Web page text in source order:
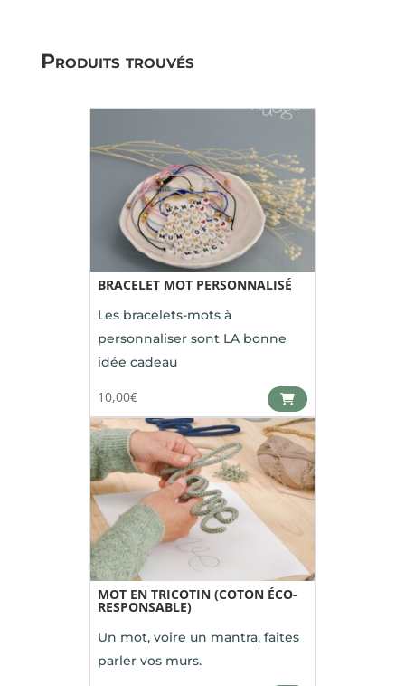
Produits trouvés
BRACELET MOT PERSONNALISÉ
Les bracelets-mots à
personnaliser sont LA bonne
idée cadeau
10,00€
MOT EN TRICOTIN (COTON ÉCO-
RESPONSABLE)
Un mot, voire un mantra, faites
parler vos murs.